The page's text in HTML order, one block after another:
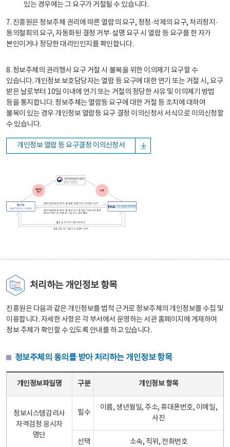
있는 경우에는 그 요구가 거절될 수 있습니다.
7. 진흥원은 정보주체 권리에 따른 열람의 요구, 정정·삭제의 요구, 처리정지·
동의철회의 요구, 자동화된 결정 거부·설명 요구 시 열람 등 요구를 한 자가
본인이거나 정당한 대리인인지를 확인합니다.
8. 정보주체의 권리행사 요구 거절 시 불복을 위한 이의제기 요구할 수
있습니다. 개인정보 보호담당자는 열람 등 요구에 대한 연기 또는 거절 시, 요구
받은 날로부터 10일 이내에 연기 또는 거절의 정당한 사유 및 이의제기 방법
등을 통지합니다. 정보주체는 열람등 요구에 대한 거절 등 조치에 대하여
불복이 있는 경우 개인정보 열람등 요구 결정 이의신청서 서식으로 이의신청할
수 있습니다.
개인정보 열람 등 요구결정 이의신청서
처리하는 개인정보 항목
진흥원은 다음과 같은 개인정보를 법적 근거로 정보주체의 개인정보를 수집 및
이용합니다. 자세한 사항은 각 부서에서 운영하는 서관 홈페이지에 게재하여
정보 주체가 확인할 수 있도록 안내를 하고 있습니다.
정보주체의 동의를 받아 처리하는 개인정보 항목
개인정보파일명 구분 개인정보 항목
정보시스템감리사
자격검정 응시자
명단
필수
이름, 생년월일, 주소, 휴대폰번호, 이메일,
사진
선택 소속, 직위, 전화번호